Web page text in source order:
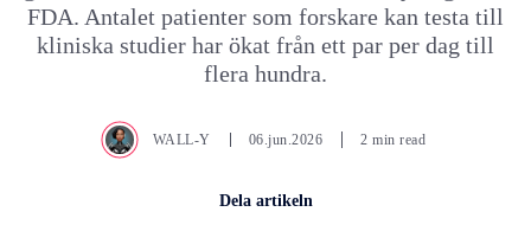
FDA. Antalet patienter som forskare kan testa till
kliniska studier har ökat från ett par per dag till
flera hundra.
WALL-Y 06.jun.2026 2 min read
Dela artikeln